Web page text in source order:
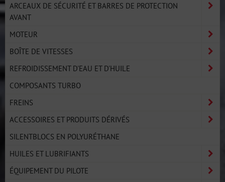
ARCEAUX DE SÉCURITÉ ET BARRES DE PROTECTION
AVANT
MOTEUR
BOÎTE DE VITESSES
REFROIDISSEMENT D'EAU ET D'HUILE
COMPOSANTS TURBO
FREINS
ACCESSOIRES ET PRODUITS DÉRIVÉS
SILENTBLOCS EN POLYURÉTHANE
HUILES ET LUBRIFIANTS
ÉQUIPEMENT DU PILOTE